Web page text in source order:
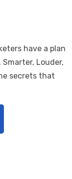
have a plan
Louder,
secrets that